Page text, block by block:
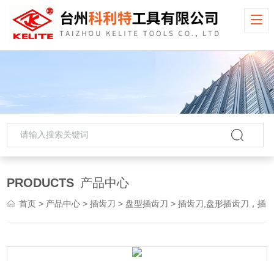
PRODUCTS 产品中心
首页 > 产品中心 >插齿刀 > 盘型插齿刀 > 插齿刀,盘形插齿刀，插齿刀厂